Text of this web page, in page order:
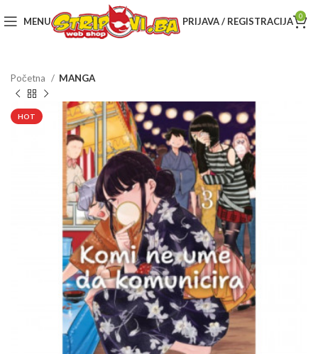
MENU PRIJAVA / REGISTRACIJA 0
Početna MANGA
HOT